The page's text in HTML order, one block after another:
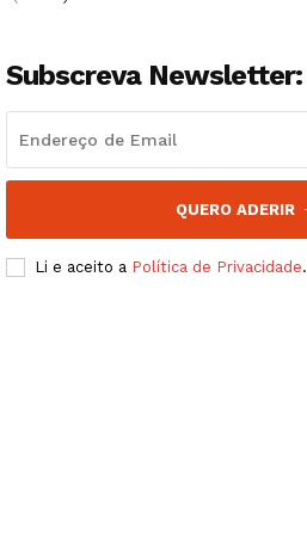
Subscreva Newsletter:
QUERO ADERIR
Li e aceito a Política de Privacidade.